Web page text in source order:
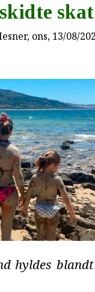
skat
, ons, 13/08/
hyldes